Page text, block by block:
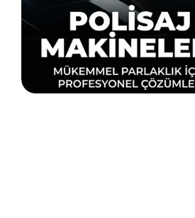
RUPES LHR 15ES ORBİTAL POLİSAJ
MAKİNESİ
₺21.000,00